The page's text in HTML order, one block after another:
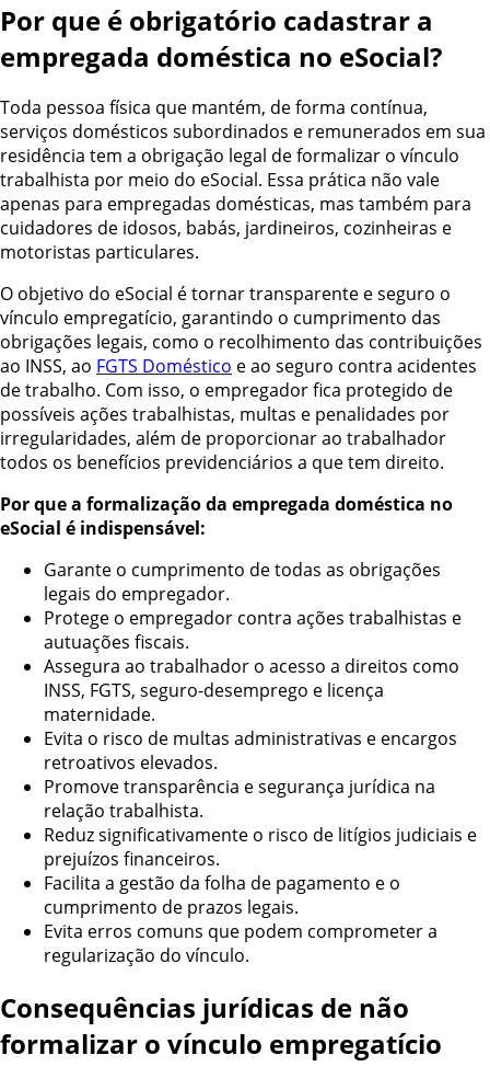
Por que é obrigatório cadastrar a
empregada doméstica no eSocial?
Toda pessoa física que mantém, de forma contínua,
serviços domésticos subordinados e remunerados em sua
residência tem a obrigação legal de formalizar o vínculo
trabalhista por meio do eSocial. Essa prática não vale
apenas para empregadas domésticas, mas também para
cuidadores de idosos, babás, jardineiros, cozinheiras e
motoristas particulares.
O objetivo do eSocial é tornar transparente e seguro o
vínculo empregatício, garantindo o cumprimento das
obrigações legais, como o recolhimento das contribuições
ao INSS, ao FGTS Doméstico e ao seguro contra acidentes
de trabalho. Com isso, o empregador fica protegido de
possíveis ações trabalhistas, multas e penalidades por
irregularidades, além de proporcionar ao trabalhador
todos os benefícios previdenciários a que tem direito.
Por que a formalização da empregada doméstica no
eSocial é indispensável:
Garante o cumprimento de todas as obrigações
legais do empregador.
Protege o empregador contra ações trabalhistas e
autuações fiscais.
Assegura ao trabalhador o acesso a direitos como
INSS, FGTS, seguro-desemprego e licença
maternidade.
Evita o risco de multas administrativas e encargos
retroativos elevados.
Promove transparência e segurança jurídica na
relação trabalhista.
Reduz significativamente o risco de litígios judiciais e
prejuízos financeiros.
Facilita a gestão da folha de pagamento e o
cumprimento de prazos legais.
Evita erros comuns que podem comprometer a
regularização do vínculo.
Consequências jurídicas de não
formalizar o vínculo empregatício